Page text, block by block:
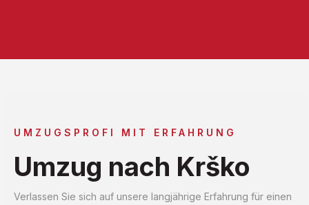
UMZUGSPROFI MIT ERFAHRUNG
Umzug nach Krško
Verlassen Sie sich auf unsere langjährige Erfahrung für einen